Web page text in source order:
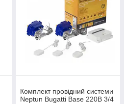
Комплект провідний системи
Neptun Bugatti Base 220B 3/4